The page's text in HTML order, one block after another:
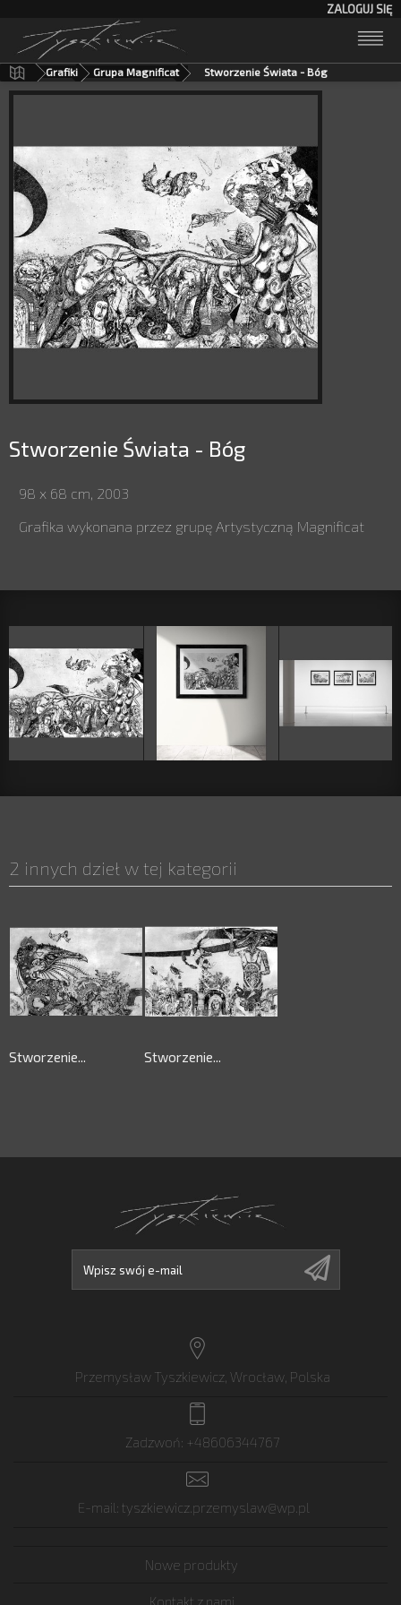
ZALOGUJ SIĘ
Grafiki Grupa Magnificat Stworzenie Świata - Bóg
Stworzenie Świata - Bóg
98 x 68 cm, 2003
Grafika wykonana przez grupę Artystyczną Magnificat
2 innych dzieł w tej kategorii
Stworzenie... Stworzenie...
Przemysław Tyszkiewicz, Wrocław, Polska
Zadzwoń: +48606344767
E-mail: tyszkiewicz.przemyslaw@wp.pl
Nowe produkty
Kontakt z nami